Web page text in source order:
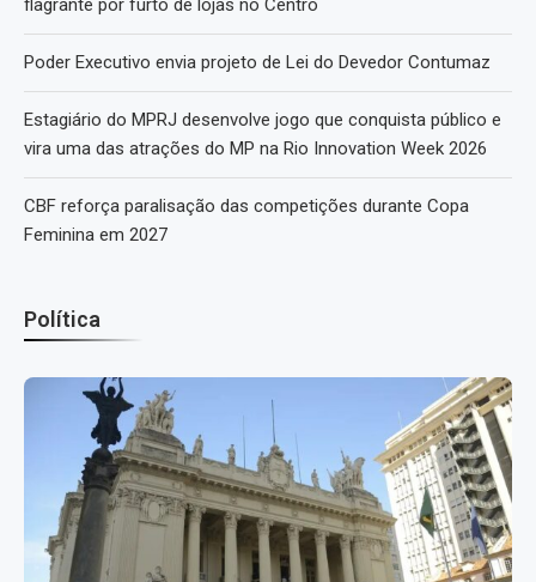
flagrante por furto de lojas no Centro
Poder Executivo envia projeto de Lei do Devedor Contumaz
Estagiário do MPRJ desenvolve jogo que conquista público e
vira uma das atrações do MP na Rio Innovation Week 2026
CBF reforça paralisação das competições durante Copa
Feminina em 2027
Política